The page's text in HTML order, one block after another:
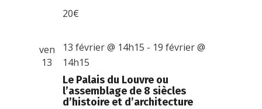
20€
ven
13
Le Palais du Louvre ou
l’assemblage de 8 siècles
d’histoire et d’architecture
13 février @ 14h15 - 19 février @
14h15